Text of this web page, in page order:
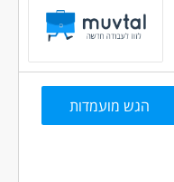
הגש מועמדות